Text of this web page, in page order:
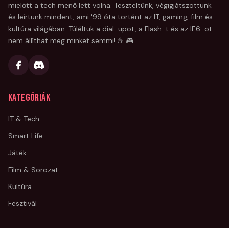
mielőtt a tech menő lett volna. Teszteltünk, végigjátszottunk
és leírtunk mindent, ami '99 óta történt az IT, gaming, film és
kultúra világában. Túléltük a dial-upot, a Flash-t és az IE6-ot —
nem állíthat meg minket semmi! ☕ 🎮
Kategóriák
IT & Tech
Smart Life
Játék
Film & Sorozat
Kultúra
Fesztivál